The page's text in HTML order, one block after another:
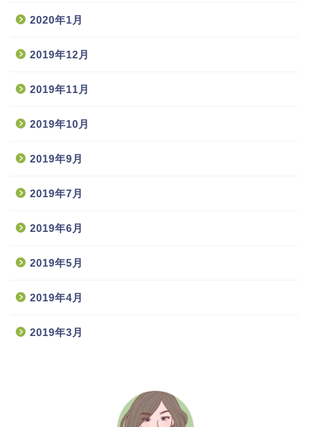
2020年1月
2019年12月
2019年11月
2019年10月
2019年9月
2019年7月
2019年6月
2019年5月
2019年4月
2019年3月